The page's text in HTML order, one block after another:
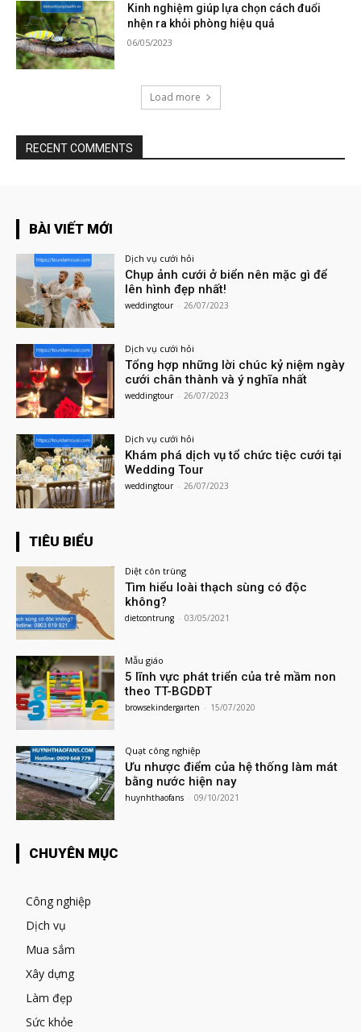
Kinh nghiệm giúp lựa chọn cách đuổi
nhện ra khỏi phòng hiệu quả
06/05/2023
Load more
RECENT COMMENTS
BÀI VIẾT MỚI
Dịch vụ cưới hỏi
Chụp ảnh cưới ở biển nên mặc gì để
lên hình đẹp nhất!
weddingtour - 26/07/2023
Dịch vụ cưới hỏi
Tổng hợp những lời chúc kỷ niệm ngày
cưới chân thành và ý nghĩa nhất
weddingtour - 26/07/2023
Dịch vụ cưới hỏi
Khám phá dịch vụ tổ chức tiệc cưới tại
Wedding Tour
weddingtour - 26/07/2023
TIÊU BIỂU
Diệt côn trùng
Tìm hiểu loài thạch sùng có độc
không?
dietcontrung - 03/05/2021
Mẫu giáo
5 lĩnh vực phát triển của trẻ mầm non
theo TT-BGDĐT
browsekindergarten - 15/07/2020
Quạt công nghiệp
Ưu nhược điểm của hệ thống làm mát
bằng nước hiện nay
huynhthaofans - 09/10/2021
CHUYÊN MỤC
Công nghiệp
Dịch vụ
Mua sắm
Xây dựng
Làm đẹp
Sức khỏe